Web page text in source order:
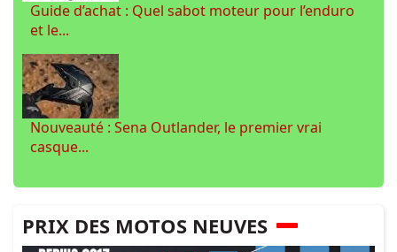
Guide d’achat : Quel sabot moteur pour l’enduro
et le...
Nouveauté : Sena Outlander, le premier vrai
casque...
PRIX DES MOTOS NEUVES